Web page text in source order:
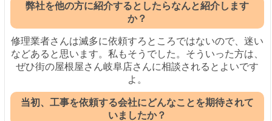
弊社を他の方に紹介するとしたらなんと紹介します
か？
修理業者さんは滅多に依頼すろところではないので、迷い
などあると思います。私もそうでした。そういった方は、
ぜひ街の屋根屋さん岐阜店さんに相談されるとよいです
よ。
当初、工事を依頼する会社にどんなことを期待されて
いましたか？